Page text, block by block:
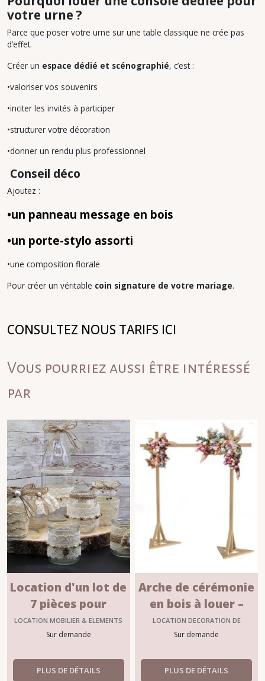
votre urne ?
Parce que poser votre urne sur une table classique ne crée pas
d’effet.
Créer un espace dédié et scénographié, c’est :
•valoriser vos souvenirs
•inciter les invités à participer
•structurer votre décoration
•donner un rendu plus professionnel
Conseil déco
Ajoutez :
•un panneau message en bois
•un porte-stylo assorti
•une composition florale
Pour créer un véritable coin signature de votre mariage.
CONSULTEZ NOUS TARIFS ICI
Vous pourriez aussi être intéressé
par
Location d'un lot de
7 pièces pour
décoration
champêtre/bohème
LOCATION MOBILIER & ELEMENTS
DÉCORATIFS
Sur demande
PLUS DE DÉTAILS
Arche de cérémonie
en bois à louer –
Location décoration
mariage à Toulouse
LOCATION DECORATION DE
CEREMONIE
Sur demande
PLUS DE DÉTAILS